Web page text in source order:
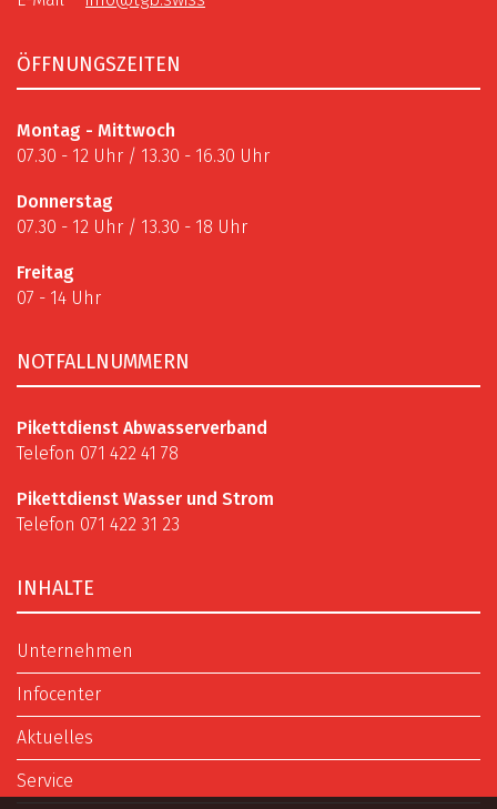
ÖFFNUNGSZEITEN
Montag - Mittwoch
07.30 - 12 Uhr / 13.30 - 16.30 Uhr
Donnerstag
07.30 - 12 Uhr / 13.30 - 18 Uhr
Freitag
07 - 14 Uhr
NOTFALLNUMMERN
Pikettdienst Abwasserverband
Telefon 071 422 41 78
Pikettdienst Wasser und Strom
Telefon 071 422 31 23
INHALTE
Unternehmen
Infocenter
Aktuelles
Service